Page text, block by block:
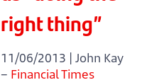
right thing”
11/06/2013 | John Kay
– Financial Times